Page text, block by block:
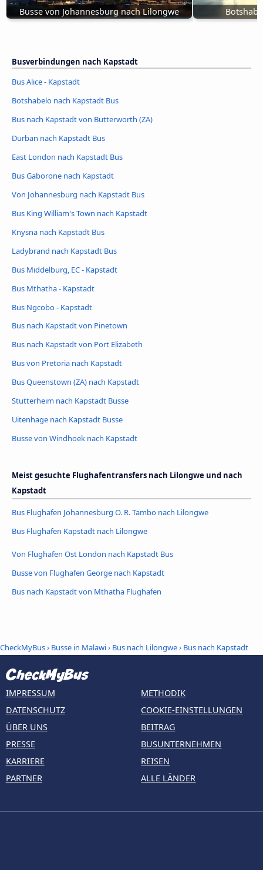
Busse von Johannesburg nach Lilongwe
Busverbindungen nach Kapstadt
Bus Alice - Kapstadt
Botshabelo nach Kapstadt Bus
Bus nach Kapstadt von Butterworth (ZA)
Durban nach Kapstadt Bus
East London nach Kapstadt Bus
Bus Gaborone nach Kapstadt
Von Johannesburg nach Kapstadt Bus
Bus King William's Town nach Kapstadt
Knysna nach Kapstadt Bus
Ladybrand nach Kapstadt Bus
Bus Middelburg, EC - Kapstadt
Bus Mthatha - Kapstadt
Bus Ngcobo - Kapstadt
Bus nach Kapstadt von Pinetown
Bus nach Kapstadt von Port Elizabeth
Bus von Pretoria nach Kapstadt
Bus Queenstown (ZA) nach Kapstadt
Stutterheim nach Kapstadt Busse
Uitenhage nach Kapstadt Busse
Busse von Windhoek nach Kapstadt
Meist gesuchte Flughafentransfers nach Lilongwe und nach
Kapstadt
Bus Flughafen Johannesburg O. R. Tambo nach Lilongwe
Bus Flughafen Kapstadt nach Lilongwe
Von Flughafen Ost London nach Kapstadt Bus
Busse von Flughafen George nach Kapstadt
Bus nach Kapstadt von Mthatha Flughafen
CheckMyBus› Busse in Malawi› Bus nach Lilongwe› Bus nach Kapstadt
IMPRESSUM
DATENSCHUTZ
ÜBER UNS
PRESSE
KARRIERE
PARTNER
METHODIK
COOKIE-EINSTELLUNGEN
BEITRAG
BUSUNTERNEHMEN
REISEN
ALLE LÄNDER